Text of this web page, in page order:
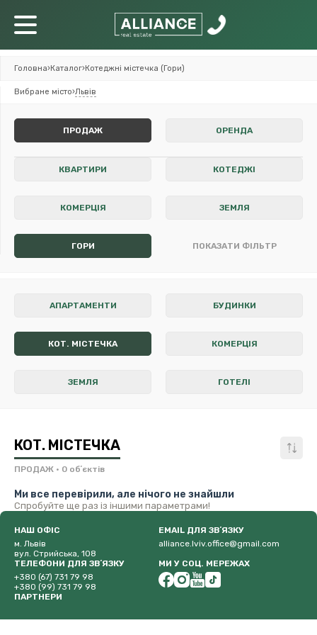
Головна›Каталог›Котеджні містечка (Гори)
Вибране місто›Львів
ПРОДАЖ ОРЕНДА
КВАРТИРИ КОТЕДЖІ
КОМЕРЦІЯ ЗЕМЛЯ
ГОРИ ПОКАЗАТИ ФІЛЬТР
АПАРТАМЕНТИ БУДИНКИ
КОТ. МІСТЕЧКА КОМЕРЦІЯ
ЗЕМЛЯ ГОТЕЛІ
КОТ. МІСТЕЧКА
ПРОДАЖ • 0 обʼєктів
Ми все перевірили, але нічого не знайшли
Спробуйте ще раз із іншими параметрами!
НАШ ОФІС
м. Львів
вул. Стрийська, 108
EMAIL ДЛЯ ЗВʼЯЗКУ
alliance.lviv.office@gmail.com
ТЕЛЕФОНИ ДЛЯ ЗВʼЯЗКУ
+380 (67) 731 79 98
+380 (99) 731 79 98
МИ У СОЦ. МЕРЕЖАХ
ПАРТНЕРИ